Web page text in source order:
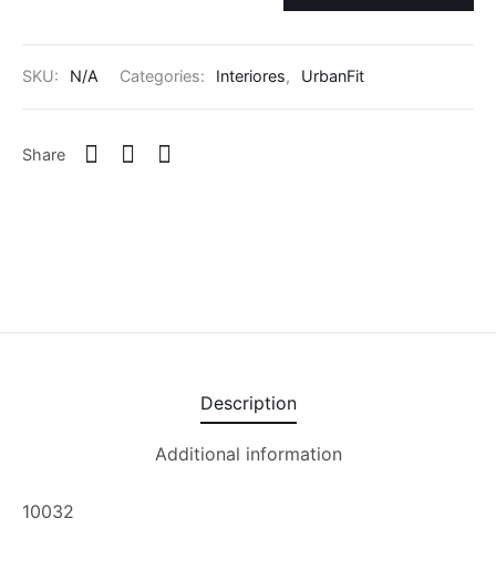
SKU: N/A Categories: Interiores, UrbanFit
Share
Description
Additional information
10032